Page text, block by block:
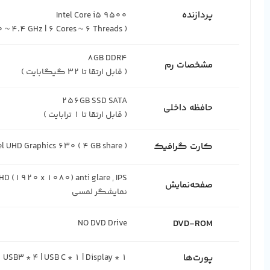
پردازنده
( 9MB Cache | 3.0 ~ 4.4 GHz | 6 Cores ~ 6 Threads )
مشخصات رم
( قابل ارتقا تا 32 گیگابایت )
حافظه داخلی
( قابل ارتقا تا 1 ترابایت )
کارت گرافیک UHD Graphics 630 ( 4 GB share )
صفحه‌نمایش نمایشگر لمسی
DVD-ROM
NO DVD Drive
پورت‌ها USB3 * 4 | USB C * 1 | Display * 1